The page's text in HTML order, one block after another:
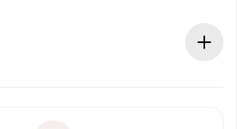
ti addebiteremo nulla e ti proporremo